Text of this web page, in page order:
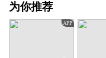
为你推荐
APP